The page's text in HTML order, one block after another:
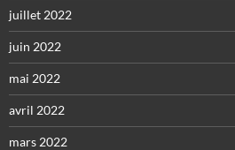
juillet 2022
juin 2022
mai 2022
avril 2022
mars 2022